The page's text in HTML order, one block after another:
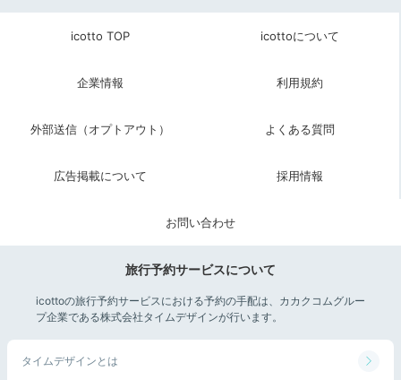
icotto TOP icottoについて
企業情報 利用規約
外部送信（オプトアウト） よくある質問
広告掲載について 採用情報
お問い合わせ
旅行予約サービスについて
icottoの旅行予約サービスにおける予約の手配は、カカクコムグルー
プ企業である株式会社タイムデザインが行います。
タイムデザインとは